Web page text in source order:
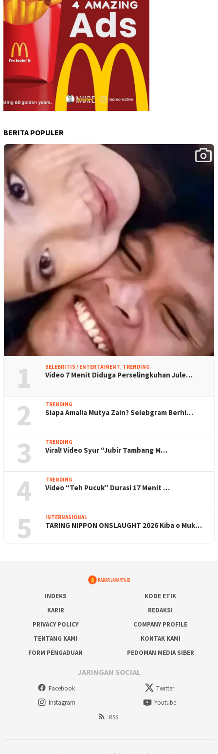
BERITA POPULER
1 SELEBRITIS / ENTERTAIMENT TRENDING
Video 7 Menit Diduga Perselingkuhan Jule…
2 TRENDING
Siapa Amalia Mutya Zain? Selebgram Berhi…
3 TRENDING
Viral! Video Syur “Jubir Tambang M…
4 TRENDING
Video “Teh Pucuk” Durasi 17 Menit …
5 INTERNASIONAL
TARING NIPPON ONSLAUGHT 2026 Kiba o Muk…
INDEKS
KODE ETIK
KARIR
REDAKSI
PRIVACY POLICY
COMPANY PROFILE
TENTANG KAMI
KONTAK KAMI
FORM PENGADUAN
PEDOMAN MEDIA SIBER
JARINGAN SOCIAL
Facebook
Twitter
Instagram
Youtube
RSS